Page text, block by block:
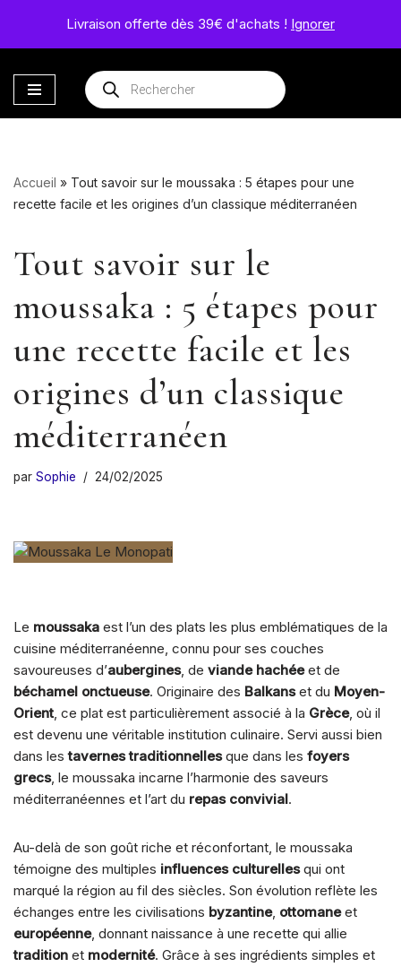
Livraison offerte dès 39€ d'achats ! Ignorer
Aller
contenu
Le Monopati
Accueil » Tout savoir sur le moussaka : 5 étapes pour une
recette facile et les origines d’un classique méditerranéen
Tout savoir sur le
moussaka : 5 étapes pour
une recette facile et les
origines d’un classique
méditerranéen
par Sophie 24/02/2025
Le moussaka est l’un des plats les plus emblématiques de la
cuisine méditerranéenne, connu pour ses couches
savoureuses d’aubergines, de viande hachéeet de
béchamel onctueuse. Originaire des Balkanset du Moyen-
Orient, ce plat est particulièrement associé à la Grèce, où il
est devenu une véritable institution culinaire. Servi aussi bien
dans lestavernes traditionnellesque dans les foyers
grecs, le moussaka incarne l’harmonie des saveurs
méditerranéennes et l’art du repas convivial.
Au-delà de son goût riche et réconfortant, le moussaka
témoigne des multiples influences culturellesqui ont
marqué la région au fil des siècles. Son évolution reflète les
échanges entre les civilisations byzantine, ottomaneet
européenne, donnant naissance à une recette qui allie
tradition et modernité. Grâce à ses ingrédients simples et